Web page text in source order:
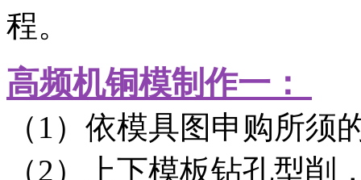
程。
高频机铜模制作一：
（1）依模具图申购所须
（2）上下模板钻孔型